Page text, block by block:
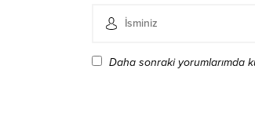
Daha sonraki yorumlarımda